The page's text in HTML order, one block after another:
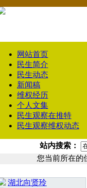
网站首页
民生简介
民生动态
新闻稿
维权经历
个人文集
民生观察在推特
民生观察维权动态
站内搜索：
您当前所在的
湖北向贤玲